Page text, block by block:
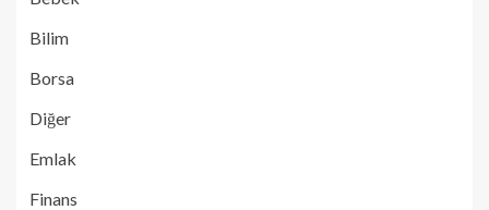
Bilim
Borsa
Diğer
Emlak
Finans